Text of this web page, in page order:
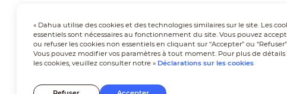
« Dahua utilise des cookies et des technologies similaires sur le site. Les
essentiels sont nécessaires au fonctionnement du site. Vous pouvez
ou refuser les cookies non essentiels en cliquant sur “Accepter” ou
Vous pouvez modifier vos paramètres à tout moment. Pour plus de détails
les cookies, veuillez consulter notre » Déclarations sur les cookies